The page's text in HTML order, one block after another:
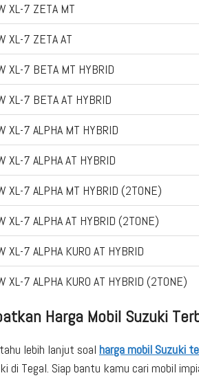
XL-7 ZETA MT
XL-7 ZETA AT
XL-7 BETA MT HYBRID
XL-7 BETA AT HYBRID
XL-7 ALPHA MT HYBRID
XL-7 ALPHA AT HYBRID
XL-7 ALPHA MT HYBRID (2TONE)
XL-7 ALPHA AT HYBRID (2TONE)
XL-7 ALPHA KURO AT HYBRID
XL-7 ALPHA KURO AT HYBRID (2TONE)
Harga Mobil Suzuki
lebih lanjut soal harga mobil Suzuki
di Tegal. Siap bantu kamu cari mobil